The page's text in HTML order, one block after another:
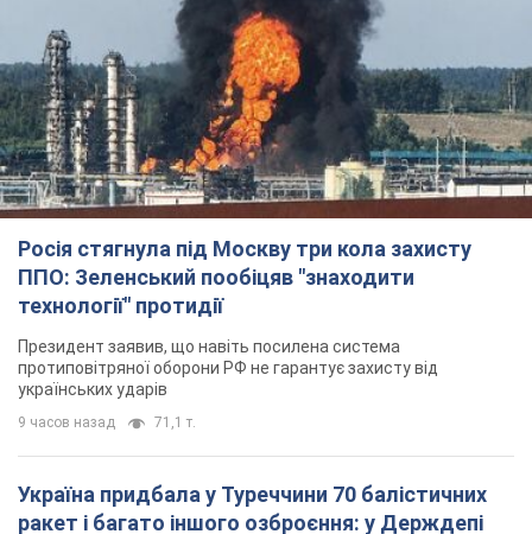
Росія стягнула під Москву три кола захисту
ППО: Зеленський пообіцяв "знаходити
технології" протидії
Президент заявив, що навіть посилена система
протиповітряної оборони РФ не гарантує захисту від
українських ударів
9 часов назад 71,1 т.
Україна придбала у Туреччини 70 балістичних
ракет і багато іншого озброєння: у Держдепі